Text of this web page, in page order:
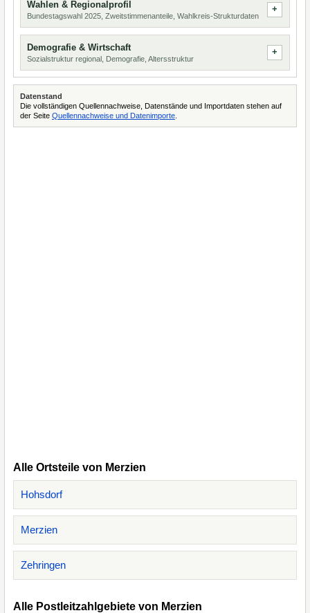
Wahlen & Regionalprofil
Bundestagswahl 2025, Zweitstimmenanteile, Wahlkreis-Strukturdaten
Demografie & Wirtschaft
Sozialstruktur regional, Demografie, Altersstruktur
Datenstand
Die vollständigen Quellennachweise, Datenstände und Importdaten stehen auf
der Seite Quellennachweise und Datenimporte
Alle Ortsteile von Merzien
Hohsdorf
Merzien
Zehringen
Alle Postleitzahlgebiete von Merzien